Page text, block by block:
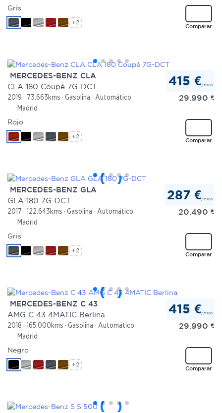
Comparar
Gris
+2
MERCEDES-BENZ CLA
CLA 180 Coupé 7G-DCT
2019 73.663kms Gasolina
Automático
Madrid
415 €/mes
29.990 €
Comparar
Rojo
+2
MERCEDES-BENZ GLA
GLA 180 7G-DCT
2017 122.643kms Gasolina
Automático
Madrid
287 €/mes
20.490 €
Comparar
Gris
+2
MERCEDES-BENZ C 43
AMG C 43 4MATIC Berlina
2018 165.000kms Gasolina
Automático
Madrid
415 €/mes
29.990 €
Comparar
Negro
+2